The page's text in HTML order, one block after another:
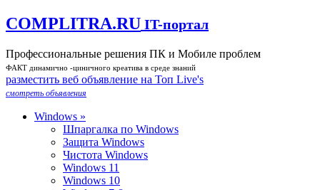
COMPLITRA.RU IT-портал
Профессиональные решения ПК и Мобиле проблем
ФАКТ динамично -циничного креатива в среде знаний
разместить веб объявление на Toп Live's
смотреть объявления
Windows »
Шпаргалка по Windows
Защита Windows
Чистота Windows
Windows 11
Windows 10